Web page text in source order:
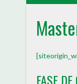
FASE